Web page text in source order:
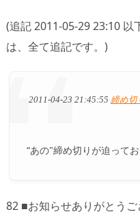
(追記 2011-05-29 23:10 以
は、全て追記です。)
2011-04-23 21:45:55 締め切
“あの"締め切りが迫ってお
82 ■お知らせありがとう